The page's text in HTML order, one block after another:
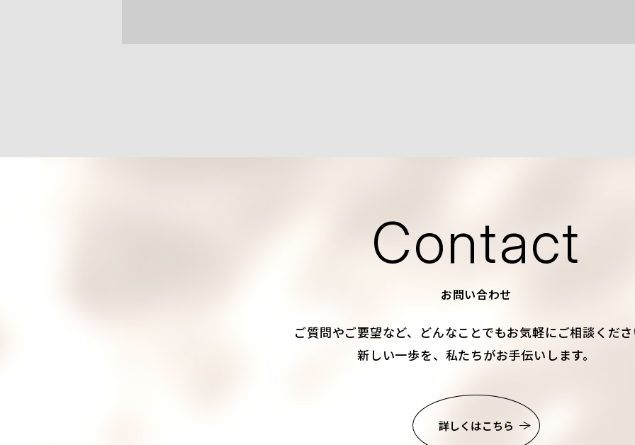
Contact
お問い合わせ
ご質問やご要望など、
どんなことでもお気軽にご相談くだ
新しい一歩を、私たちがお手伝いします。
詳しくはこちら